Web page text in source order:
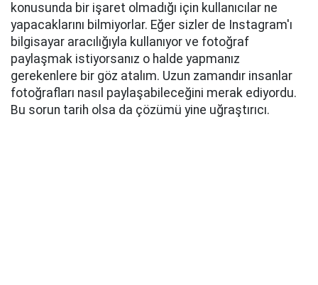
konusunda bir işaret olmadığı için kullanıcılar ne
yapacaklarını bilmiyorlar. Eğer sizler de Instagram'ı
bilgisayar aracılığıyla kullanıyor ve fotoğraf
paylaşmak istiyorsanız o halde yapmanız
gerekenlere bir göz atalım. Uzun zamandır insanlar
fotoğrafları nasıl paylaşabileceğini merak ediyordu.
Bu sorun tarih olsa da çözümü yine uğraştırıcı.